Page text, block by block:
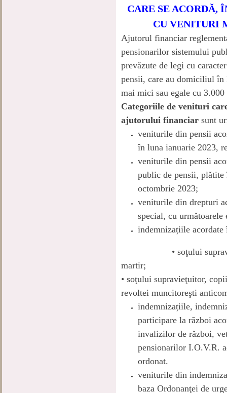
CARE SE ACORDĂ,
CU VENITURI
Ajutorul financiar
pensionarilor sistemului
prevăzute de legi cu
pensii, care au domiciliul în
mai mici sau egale cu
Categoriile de venituri
ajutorului financiarsunt
veniturile din pensii
în luna ianuarie 2023,
veniturile din pensii
public de pensii,
octombrie 2023;
veniturile din drepturi
special, cu următoarele
indemnizațiile
• soţului
martir;
• soţului supravieţuitor,
revoltei muncitoreşti
indemnizațiile,
participare la război
invalizilor de război,
pensionarilor I.O.V.R.
ordonat.
veniturile din
baza Ordonanţei de